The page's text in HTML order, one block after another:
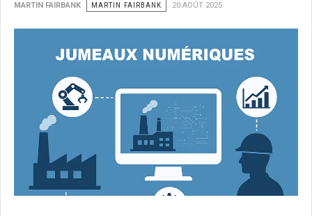
MARTIN FAIRBANK MARTIN FAIRBANK 20 AOÛT 2025